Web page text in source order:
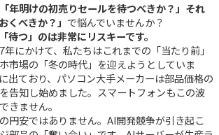
「年明けの初売りセールを待つべきか？」それ
くべきか？」 で悩んでいませんか？
「待つ」のは非常にリスキーです。
にかけて、私たちはこれまでの「当たり前」
市場の「冬の時代」を迎えようとしていま
出ており、パソコン大手メーカーは部品価格の
告知し始めました。スマートフォンもこの波
きません。
円安ではありません。AI開発競争が引き起こ